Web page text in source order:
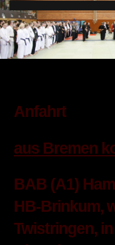
Anfahrt
aus Bremen
BAB (A1)
HB-Brinkum,
Twistringen,